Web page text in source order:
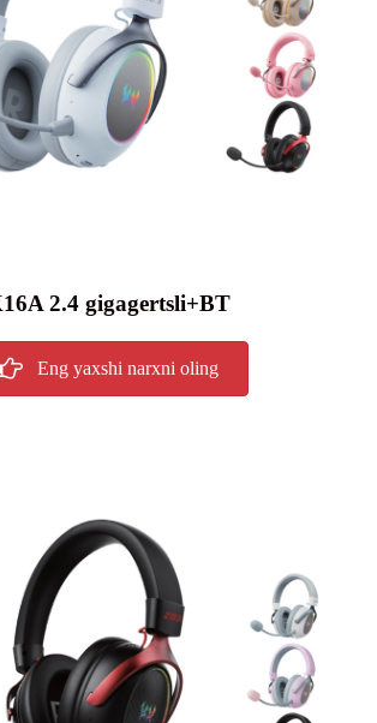
2.4 gigagertsli+BT
Eng yaxshi narxni oling